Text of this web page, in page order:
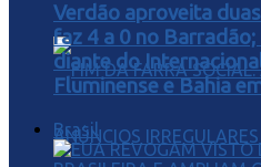
Verdão aproveita
faz 4 a 0 no
diante do
Fluminense e Bahia
Brasil